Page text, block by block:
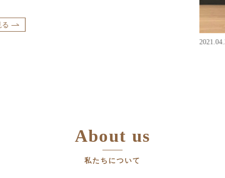
る
About us
私たちについて